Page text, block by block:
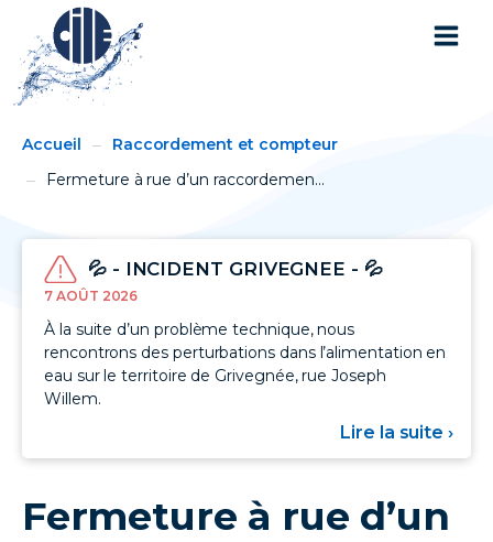
Breadcrumbs
You
here:
Accueil
Raccordement et compteur
Fermeture à rue d’un raccordemen...
💦 - INCIDENT GRIVEGNEE - 💦
7 AOÛT 2026
À la suite d’un problème technique, nous
rencontrons des perturbations dans l’alimentation en
eau sur le territoire de Grivegnée, rue Joseph
Willem.
Lire la suite ›
-
Fermeture à rue d’un